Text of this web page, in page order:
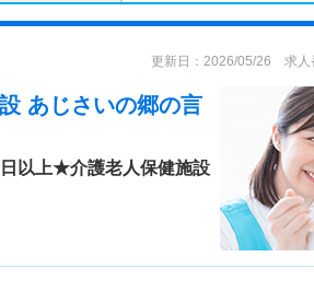
更新日：2026/05/26 求人
あじさいの郷の言
日以上★介護老人保健施設